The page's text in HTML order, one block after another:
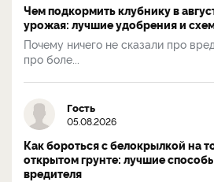
Чем подкормить клубнику в
урожая: лучшие удобрения и
Почему ничего не сказали про
про боле...
Гость
05.08.2026
Как бороться с белокрылкой на
открытом грунте: лучшие
вредителя